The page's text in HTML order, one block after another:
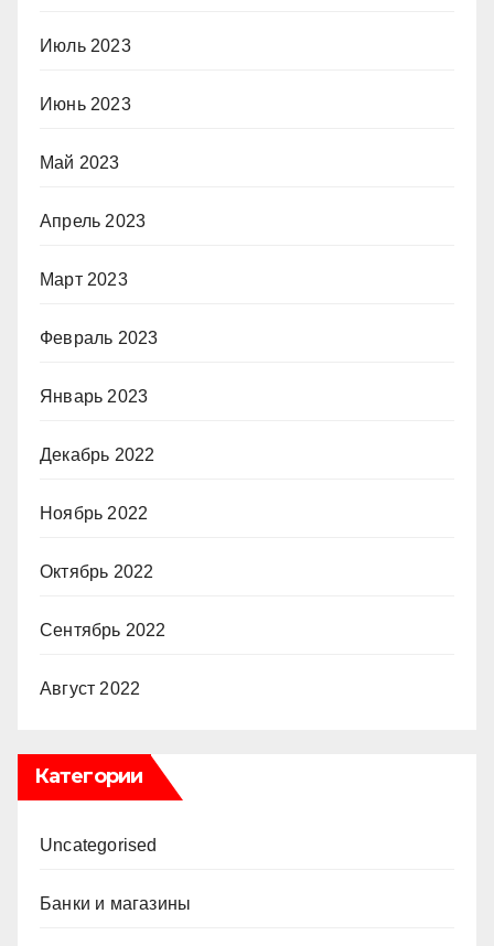
Июль 2023
Июнь 2023
Май 2023
Апрель 2023
Март 2023
Февраль 2023
Январь 2023
Декабрь 2022
Ноябрь 2022
Октябрь 2022
Сентябрь 2022
Август 2022
Категории
Uncategorised
Банки и магазины